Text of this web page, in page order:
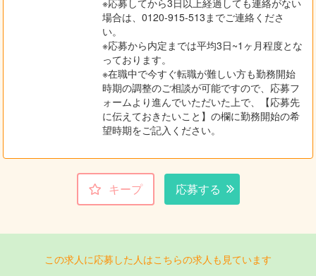
※応募してから3日以上経過しても連絡がない
場合は、0120-915-513までご連絡くださ
い。
※応募から内定までは平均3日~1ヶ月程度とな
っております。
※在職中で今すぐ転職が難しい方も勤務開始
時期の調整のご相談が可能ですので、応募フ
ォームより進んでいただいた上で、【応募先
に伝えておきたいこと】の欄に勤務開始の希
望時期をご記入ください。
キープ 応募する
この求人に応募した人はこちらの求人も見ています